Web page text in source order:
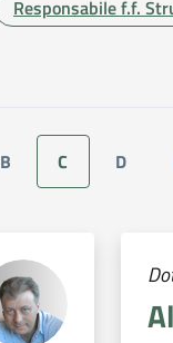
Responsabile f.f.
B C D